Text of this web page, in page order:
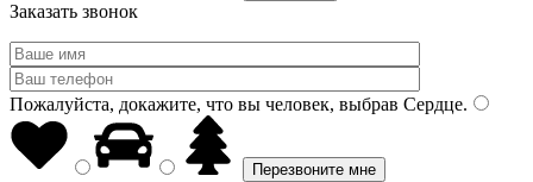
Заказать звонок
Пожалуйста, докажите, что вы человек, выбрав Сердце.